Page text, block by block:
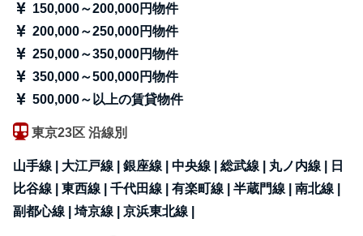
150,000～200,000円物件
200,000～250,000円物件
250,000～350,000円物件
350,000～500,000円物件
500,000～以上の賃貸物件
東京23区 沿線別
山手線 | 大江戸線 |銀座線 |中央線 |総武線 | 丸ノ内線 |
日
比谷線 |東西線 |千代田線 |有楽町線 |半蔵門線 |南北線 |
副都心線 |埼京線 |京浜東北線 |